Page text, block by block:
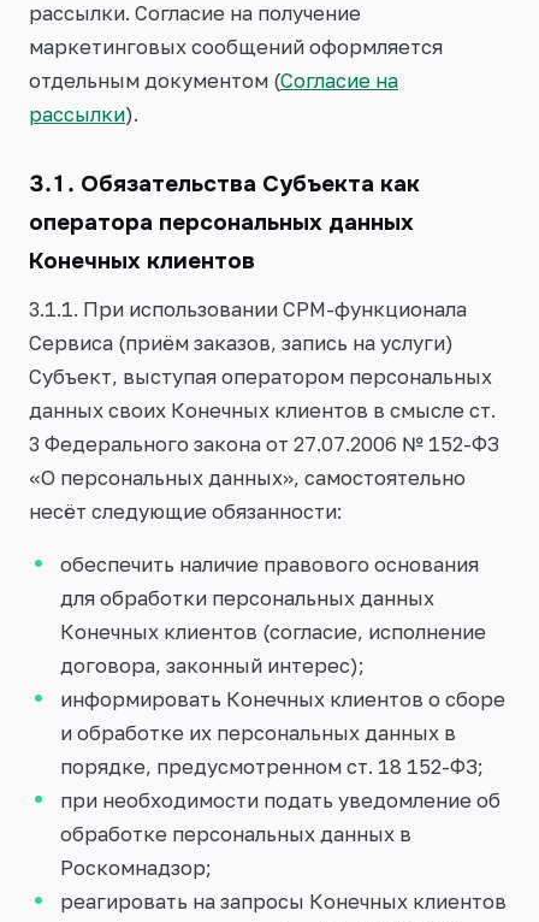
рассылки. Согласие на получение
маркетинговых сообщений оформляется
отдельным документом (Согласие на
рассылки).
3.1. Обязательства Субъекта как
оператора персональных данных
Конечных клиентов
3.1.1. При использовании СРМ-функционала
Сервиса (приём заказов, запись на услуги)
Субъект, выступая оператором персональных
данных своих Конечных клиентов в смысле ст.
3 Федерального закона от 27.07.2006 № 152-ФЗ
«О персональных данных», самостоятельно
несёт следующие обязанности:
обеспечить наличие правового основания
для обработки персональных данных
Конечных клиентов (согласие, исполнение
договора, законный интерес);
информировать Конечных клиентов о сборе
и обработке их персональных данных в
порядке, предусмотренном ст. 18 152-ФЗ;
при необходимости подать уведомление об
обработке персональных данных в
Роскомнадзор;
реагировать на запросы Конечных клиентов